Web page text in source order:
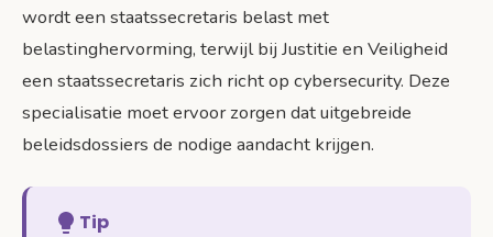
wordt een staatssecretaris belast met
belastinghervorming, terwijl bij Justitie en Veiligheid
een staatssecretaris zich richt op cybersecurity. Deze
specialisatie moet ervoor zorgen dat uitgebreide
beleidsdossiers de nodige aandacht krijgen.
Tip